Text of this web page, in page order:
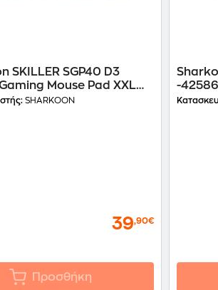
SKILLER SGP40 D3
Mouse Pad XXL
- Με σχέδιο
SHARKOON
39,90€
Προσθήκη
-
1000